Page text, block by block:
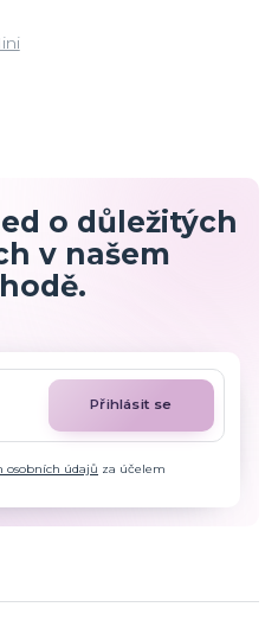
o důležitých
v našem
Přihlásit se
osobních údajů za účelem